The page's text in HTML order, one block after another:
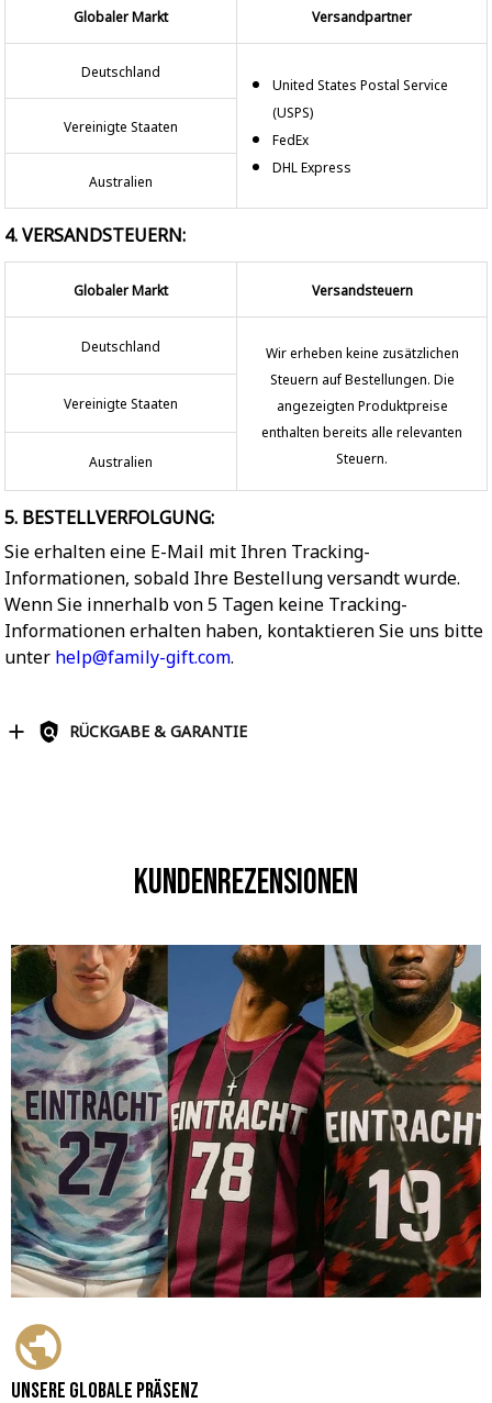
Globaler Markt Versandpartner
Deutschland
United States Postal Service
(USPS)
FedEx
DHL Express
Vereinigte Staaten
Australien
4. VERSANDSTEUERN:
Globaler Markt Versandsteuern
Deutschland
Wir erheben keine zusätzlichen
Steuern auf Bestellungen. Die
angezeigten Produktpreise
enthalten bereits alle relevanten
Steuern.
Vereinigte Staaten
Australien
5. BESTELLVERFOLGUNG:
Sie erhalten eine E-Mail mit Ihren Tracking-
Informationen, sobald Ihre Bestellung versandt wurde.
Wenn Sie innerhalb von 5 Tagen keine Tracking-
Informationen erhalten haben, kontaktieren Sie uns bitte
unter help@family-gift.com.
RÜCKGABE & GARANTIE
Kundenrezensionen
Unsere globale Präsenz